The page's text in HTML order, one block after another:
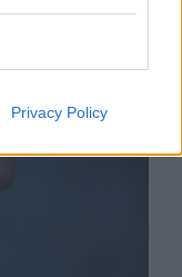
Privacy Policy